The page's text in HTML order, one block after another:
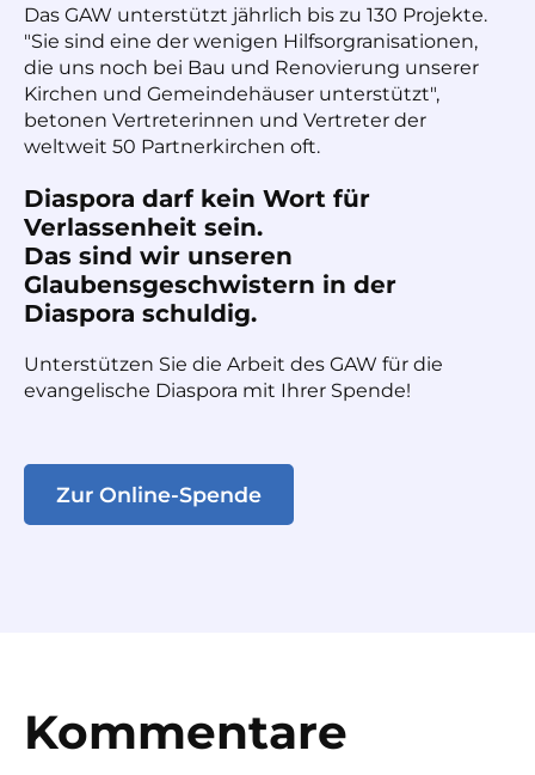
Das GAW unterstützt jährlich bis zu 130 Projekte.
"Sie sind eine der wenigen Hilfsorgranisationen,
die uns noch bei Bau und Renovierung unserer
Kirchen und Gemeindehäuser unterstützt",
betonen Vertreterinnen und Vertreter der
weltweit 50 Partnerkirchen oft.
Diaspora darf kein Wort für
Verlassenheit sein.
Das sind wir unseren
Glaubensgeschwistern in der
Diaspora schuldig.
Unterstützen Sie die Arbeit des GAW für die
evangelische Diaspora mit Ihrer Spende!
Zur Online-Spende
Kommentare